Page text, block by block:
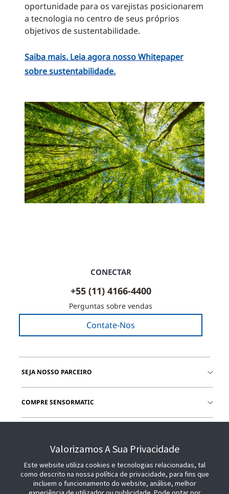
oportunidade para os varejistas posicionarem
a tecnologia no centro de seus próprios
objetivos de sustentabilidade.
Saiba mais. Leia agora nosso Whitepaper
sobre sustentabilidade.
CONECTAR
+55 (11) 4166-4400
Perguntas sobre vendas
Contate-Nos
SEJA NOSSO PARCEIRO
COMPRE SENSORMATIC
Valorizamos A Sua Privacidade
Este website utiliza cookies e tecnologias relacionadas, tal
como descrito na nossa política de privacidade, para fins que
incluem o funcionamento do website, análise, melhor